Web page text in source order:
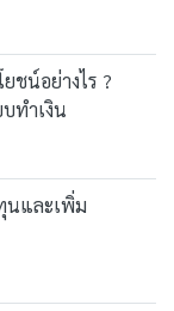
ชน์อย่างไร ?
ทำเงิน
นและเพิ่ม